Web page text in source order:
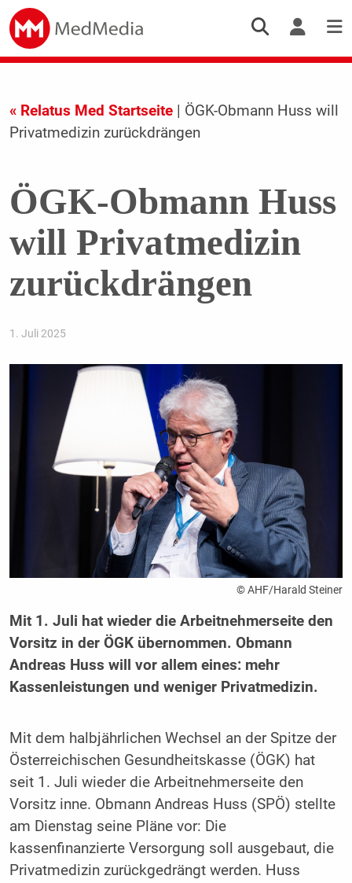
« Relatus Med Startseite| ÖGK-Obmann Huss will
Privatmedizin zurückdrängen
ÖGK-Obmann Huss
will Privatmedizin
zurückdrängen
1. Juli 2025
© AHF/Harald Steiner
Mit 1. Juli hat wieder die Arbeitnehmerseite den
Vorsitz in der ÖGK übernommen. Obmann
Andreas Huss will vor allem eines: mehr
Kassenleistungen und weniger Privatmedizin.
Mit dem halbjährlichen Wechsel an der Spitze der
Österreichischen Gesundheitskasse (ÖGK) hat
seit 1. Juli wieder die Arbeitnehmerseite den
Vorsitz inne. Obmann Andreas Huss (SPÖ) stellte
am Dienstag seine Pläne vor: Die
kassenfinanzierte Versorgung soll ausgebaut, die
Privatmedizin zurückgedrängt werden. Huss